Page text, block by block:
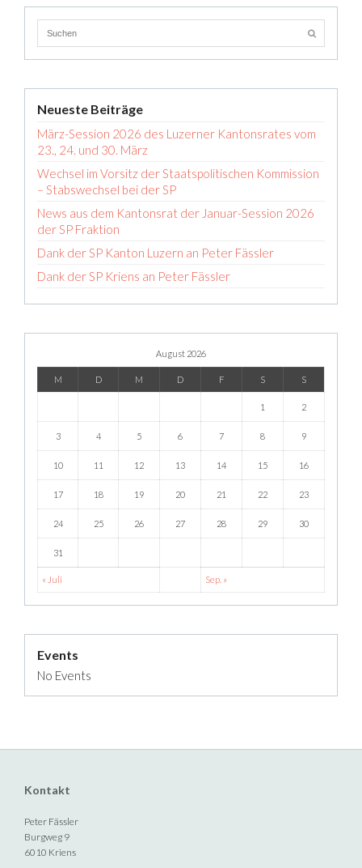
Neueste Beiträge
März-Session 2026 des Luzerner Kantonsrates vom
23., 24. und 30. März
Wechsel im Vorsitz der Staatspolitischen Kommission
– Stabswechsel bei der SP
News aus dem Kantonsrat der Januar-Session 2026
der SP Fraktion
Dank der SP Kanton Luzern an Peter Fässler
Dank der SP Kriens an Peter Fässler
August 2026
M D M D F S S
1 2
3 4 5 6 7 8 9
10 11 12 13 14 15 16
17 18 19 20 21 22 23
24 25 26 27 28 29 30
31
« Juli Sep. »
Events
No Events
Kontakt
Peter Fässler
Burgweg 9
6010 Kriens